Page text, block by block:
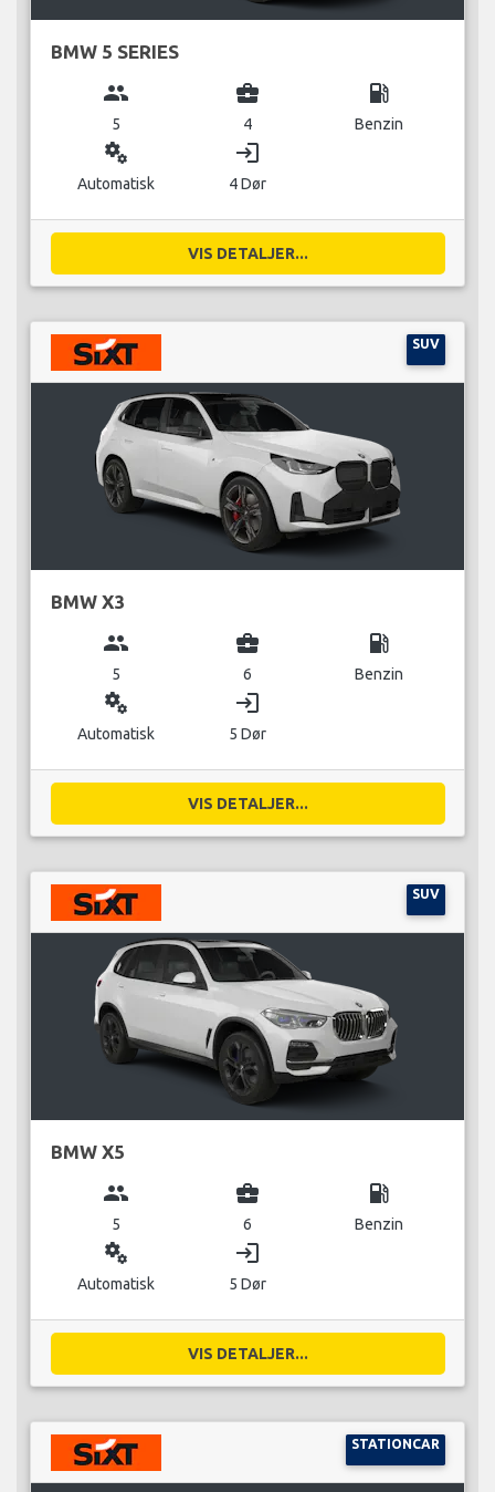
BMW 5 SERIES
group
5
business_center
4
local_gas_station
Benzin
miscellaneous_services
Automatisk
login
4 Dør
VIS DETALJER...
SUV
BMW X3
group
5
business_center
6
local_gas_station
Benzin
miscellaneous_services
Automatisk
login
5 Dør
VIS DETALJER...
SUV
BMW X5
group
5
business_center
6
local_gas_station
Benzin
miscellaneous_services
Automatisk
login
5 Dør
VIS DETALJER...
STATIONCAR